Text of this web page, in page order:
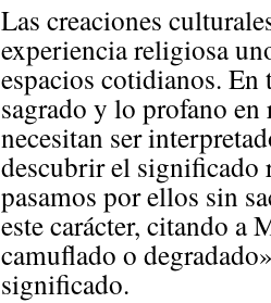
Las creaciones
experiencia religiosa
espacios cotidianos. En
sagrado y lo profano
necesitan ser
descubrir el significado
pasamos por ellos sin
este carácter, citando a
camuflado o
significado.